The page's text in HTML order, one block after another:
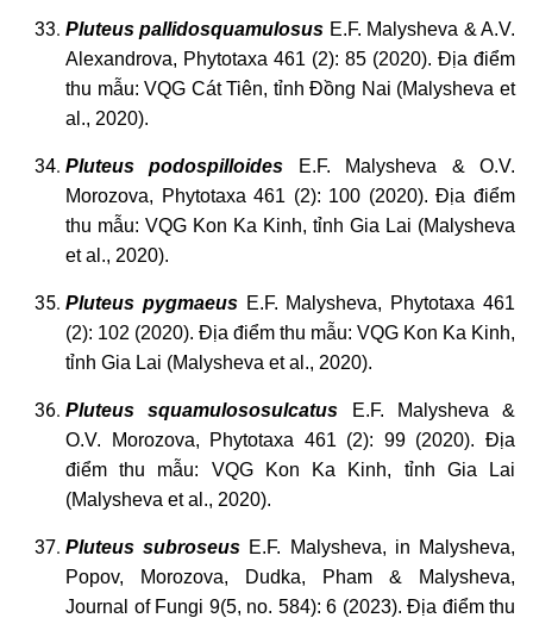
Pluteus pallidosquamulosus E.F. Malysheva & A.V.
Alexandrova, Phytotaxa 461 (2): 85 (2020). Địa điểm
thu mẫu: VQG Cát Tiên, tỉnh Đồng Nai (Malysheva et
al., 2020).
Pluteus podospilloides E.F. Malysheva & O.V.
Morozova, Phytotaxa 461 (2): 100 (2020). Địa điểm
thu mẫu: VQG Kon Ka Kinh, tỉnh Gia Lai (Malysheva
et al., 2020).
Pluteus pygmaeusE.F. Malysheva, Phytotaxa 461
(2): 102 (2020). Địa điểm thu mẫu: VQG Kon Ka Kinh,
tỉnh Gia Lai (Malysheva et al., 2020).
Pluteus squamulososulcatus E.F. Malysheva &
O.V. Morozova, Phytotaxa 461 (2): 99 (2020). Địa
điểm thu mẫu: VQG Kon Ka Kinh, tỉnh Gia Lai
(Malysheva et al., 2020).
Pluteus subroseus E.F. Malysheva, in Malysheva,
Popov, Morozova, Dudka, Pham & Malysheva,
Journal of Fungi 9(5, no. 584): 6 (2023). Địa điểm thu